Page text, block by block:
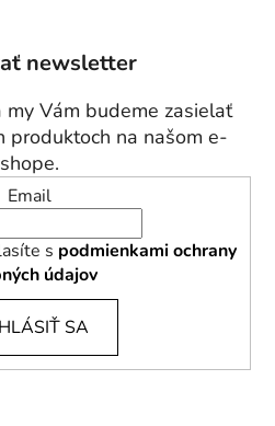
newsletter
Vám budeme zasielať
produktoch na našom e-
shope.
Email
s podmienkami ochrany
údajov
SA